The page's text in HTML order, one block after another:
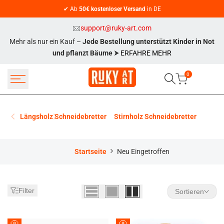
Inhalt
✔ Ab 50€ kostenloser Versand in DE
support@ruky-art.com
Mehr als nur ein Kauf – Jede Bestellung unterstützt Kinder in Not
und pflanzt Bäume ⮞ ERFAHRE MEHR
0
Längsholz Schneidebretter Stirnholz Schneidebretter
Startseite Neu Eingetroffen
Filter Sortieren